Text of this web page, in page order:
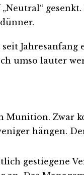
umso lauter
Zwar
hängen.
gestiegene